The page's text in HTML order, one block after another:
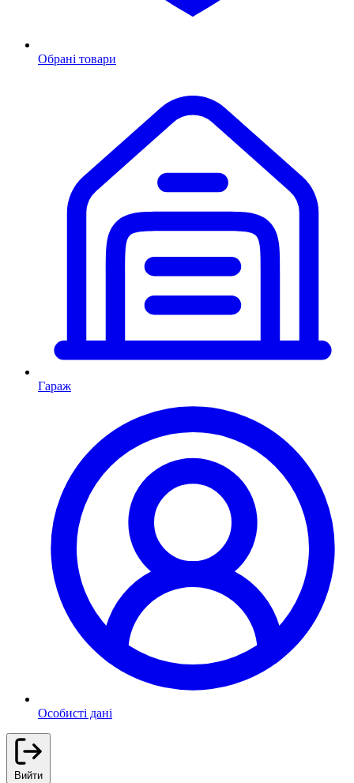
Обрані товари
Гараж
Особисті дані
Вийти